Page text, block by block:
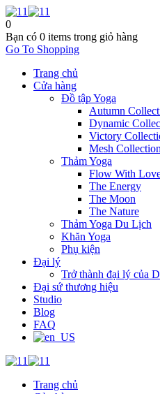
0
Bạn có 0 items trong giỏ hàng
Go To Shopping
Trang chủ
Cửa hàng
Đồ tập Yoga
Autumn
Dynamic
Victory
Mesh Collection
Thảm Yoga
Flow With
The Energy
The Moon
The Nature
Thảm Yoga Du Lịch
Khăn Yoga
Phụ kiện
Đại lý
Trở thành đại lý của
Đại sứ thương hiệu
Studio
Blog
FAQ
Trang chủ